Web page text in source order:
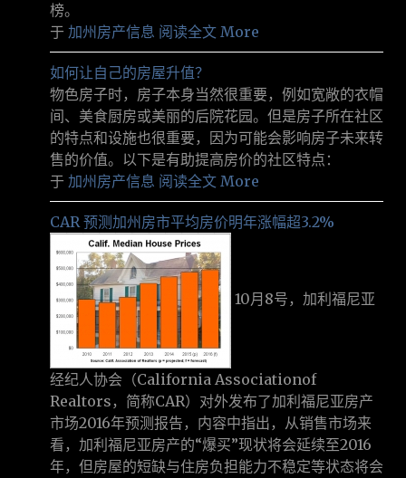
榜。
于 加州房产信息 阅读全文 More
如何让自己的房屋升值？
物色房子时，房子本身当然很重要，例如宽敞的衣帽
间、美食厨房或美丽的后院花园。但是房子所在社区
的特点和设施也很重要，因为可能会影响房子未来转
售的价值。以下是有助提高房价的社区特点：
于 加州房产信息 阅读全文 More
CAR 预测加州房市平均房价明年涨幅超3.2%
10月8号，加利福尼亚
经纪人协会（California Associationof
Realtors，简称CAR）对外发布了加利福尼亚房产
市场2016年预测报告，内容中指出，从销售市场来
看，加利福尼亚房产的“爆买”现状将会延续至2016
年，但房屋的短缺与住房负担能力不稳定等状态将会